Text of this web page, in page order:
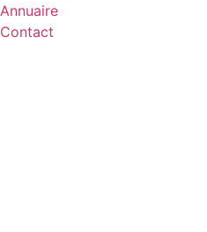
Annuaire
Contact